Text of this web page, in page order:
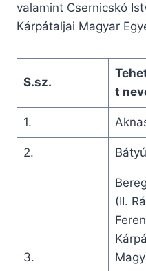
valamint Csernicskó
Kárpátaljai Magyar
S.sz.
t
1.
2.
3.
(II.